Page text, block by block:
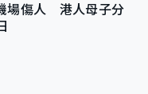
場傷人 港人母子分